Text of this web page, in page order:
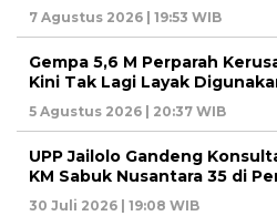
7 Agustus 2026 | 19:53 WIB
Gempa 5,6 M Perparah
Kini Tak Lagi Layak
5 Agustus 2026 | 20:37 WIB
UPP Jailolo Gandeng
KM Sabuk Nusantara 35 di
30 Juli 2026 | 19:08 WIB